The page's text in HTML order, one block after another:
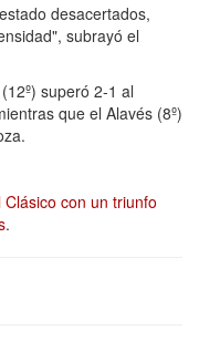
desacertados,
subrayó el
superó 2-1 al
que el Alavés (8º)
con un triunfo
.